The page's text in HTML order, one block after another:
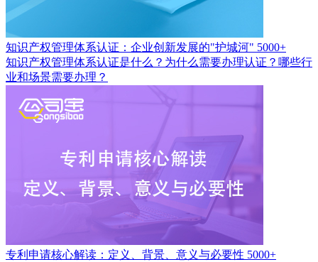
知识产权管理体系认证：企业创新发展的"护城河" 5000+
知识产权管理体系认证是什么？为什么需要办理认证？哪些行
业和场景需要办理？
专利申请核心解读：定义、背景、意义与必要性 5000+